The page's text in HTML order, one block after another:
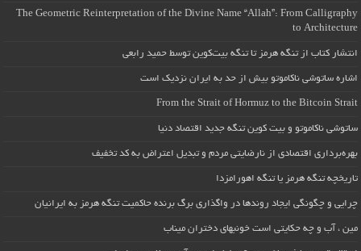
The Geometric Reinterpretation of the Divine Name “Allah”: From Calligraphy
to Architecture
انتشار کتاب از تنگه هرمز تا تنگه بیت‌کوین توسط حمید رابعی
اشاره ساتوشی ناکاموتو بیش از حد به ایران نزدیک است
From the Strait of Hormuz to the Bitcoin Strait
ساتوشی ناکاموتو و بیت کوین تنگه جدید اقتصاد دنیا
بهره‌برداری اقتصادی از نارضایتی مردم و تبدیل اعتراض به کد تخفیف
تاریخچه تنگه هرمز یا تنگه اهورامزدا
چرایی و چگونگی ایجاد روندها در واگذاری برگ برنده حاکمیت تنگه هرمز به ایرانیان
مین ، آب و چه حکایتی است خونبهای دختران میناب